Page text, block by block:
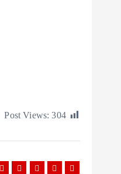
Post Views: 304